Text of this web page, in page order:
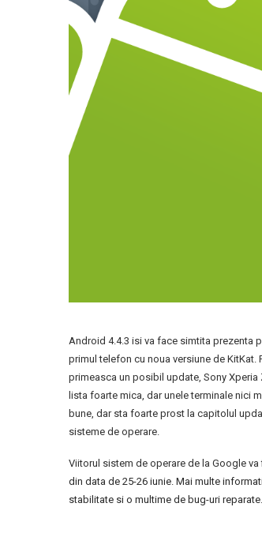
Android 4.4.3 isi va face simtita prezenta
primul telefon cu noua versiune de KitKat.
primeasca un posibil update, Sony Xperia
lista foarte mica, dar unele terminale nici
bune, dar sta foarte prost la capitolul
sisteme de operare.
Viitorul sistem de operare de la Google
din data de 25-26 iunie. Mai multe
stabilitate si o multime de bug-uri